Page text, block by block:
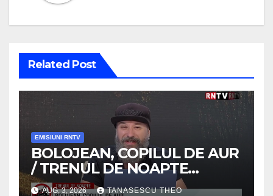
Related Post
EMISIUNI RNTV
BOLOJEAN, COPILUL DE AUR
/ TRENUL DE NOAPTE
/VIDEO
AUG. 3, 2026 TANASESCU THEO